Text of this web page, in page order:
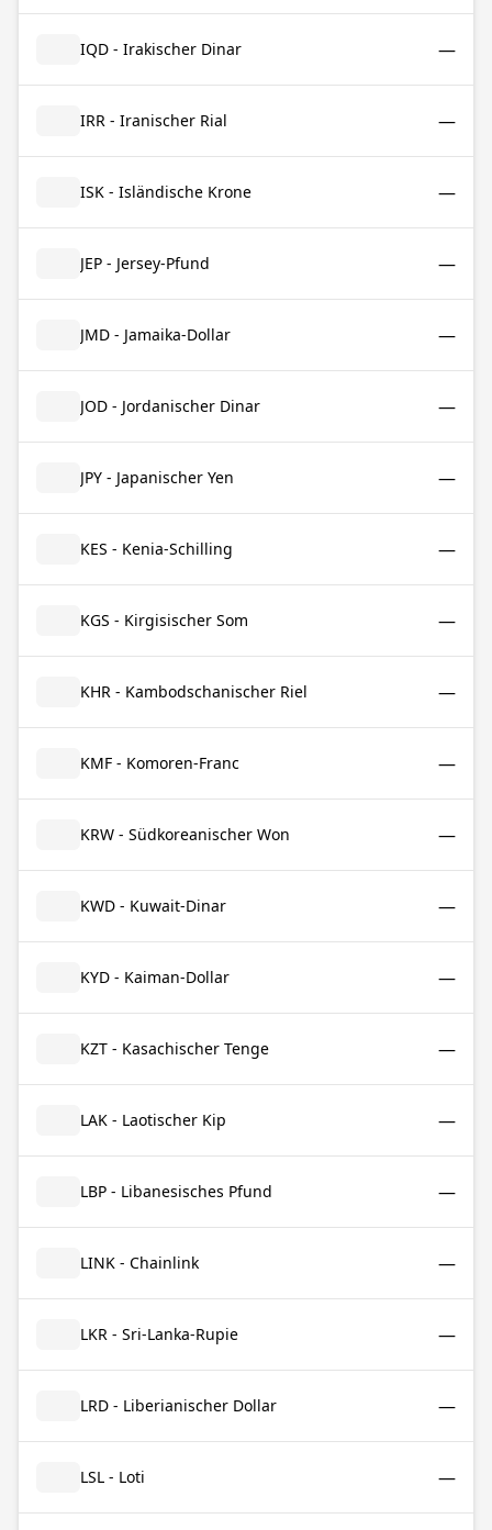
IQD - Irakischer Dinar —
IRR - Iranischer Rial —
ISK - Isländische Krone —
JEP - Jersey-Pfund —
JMD - Jamaika-Dollar —
JOD - Jordanischer Dinar —
JPY - Japanischer Yen —
KES - Kenia-Schilling —
KGS - Kirgisischer Som —
KHR - Kambodschanischer Riel —
KMF - Komoren-Franc —
KRW - Südkoreanischer Won —
KWD - Kuwait-Dinar —
KYD - Kaiman-Dollar —
KZT - Kasachischer Tenge —
LAK - Laotischer Kip —
LBP - Libanesisches Pfund —
LINK - Chainlink —
LKR - Sri-Lanka-Rupie —
LRD - Liberianischer Dollar —
LSL - Loti —